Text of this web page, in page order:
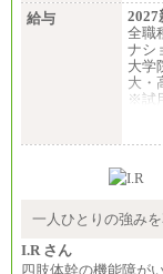
給与
2027
全職
ナシ
大学
大・
※試
大学
※試
月給
一人ひとりの強み
I.R さん
四肢体幹の機能障が